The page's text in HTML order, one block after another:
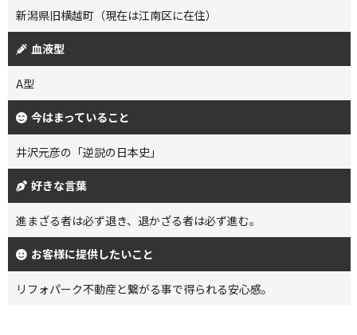
新潟県旧横越町（現在は江南区に在住）
血液型
A型
今はまっていること
井沢元彦の「逆説の日本史」
好きな言葉
進まざる者は必ず退き、退かざる者は必ず進む。
お客様に提供したいこと
リフォパーク不動産と繋がる事で得られる安心感。